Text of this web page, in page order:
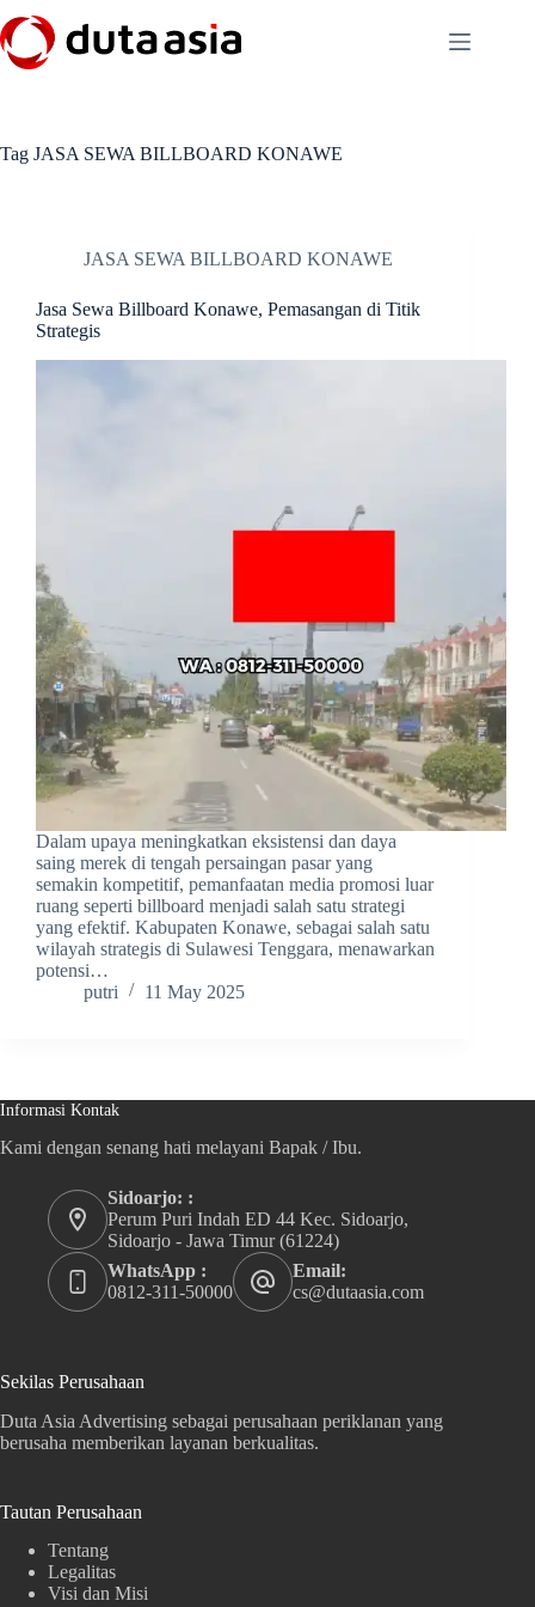
to
content
Tag JASA SEWA BILLBOARD KONAWE
JASA SEWA BILLBOARD KONAWE
Jasa Sewa Billboard Konawe, Pemasangan di Titik
Strategis
Dalam upaya meningkatkan eksistensi dan daya
saing merek di tengah persaingan pasar yang
semakin kompetitif, pemanfaatan media promosi luar
ruang seperti billboard menjadi salah satu strategi
yang efektif. Kabupaten Konawe, sebagai salah satu
wilayah strategis di Sulawesi Tenggara, menawarkan
potensi…
putri
11 May 2025
Informasi Kontak
Kami dengan senang hati melayani Bapak / Ibu.
Sidoarjo: :
Perum Puri Indah ED 44 Kec. Sidoarjo,
Sidoarjo - Jawa Timur (61224)
WhatsApp :
0812-311-50000
Email:
cs@dutaasia.com
Sekilas Perusahaan
Duta Asia Advertising sebagai perusahaan periklanan yang
berusaha memberikan layanan berkualitas.
Tautan Perusahaan
Tentang
Legalitas
Visi dan Misi